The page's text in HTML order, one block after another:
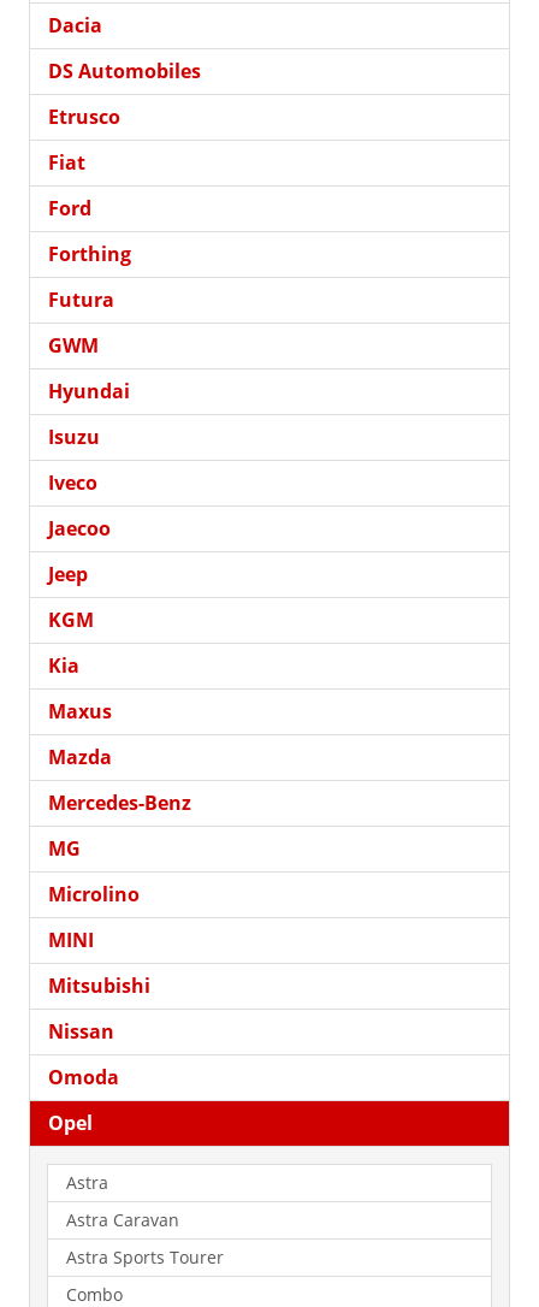
Dacia
DS Automobiles
Etrusco
Fiat
Ford
Forthing
Futura
GWM
Hyundai
Isuzu
Iveco
Jaecoo
Jeep
KGM
Kia
Maxus
Mazda
Mercedes-Benz
MG
Microlino
MINI
Mitsubishi
Nissan
Omoda
Opel
Astra
Astra Caravan
Astra Sports Tourer
Combo